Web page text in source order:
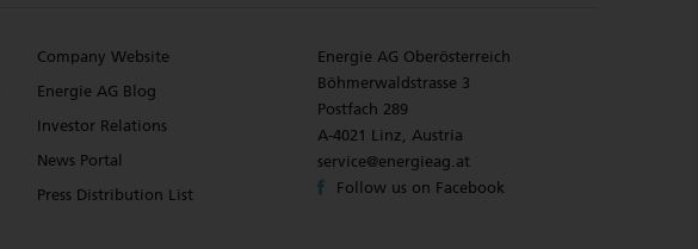
Company Website
Energie AG Blog
Investor Relations
News Portal
Press Distribution List
Energie AG Oberösterreich
Böhmerwaldstrasse 3
Postfach 289
A-4021 Linz, Austria
service@energieag.at
Follow us on Facebook